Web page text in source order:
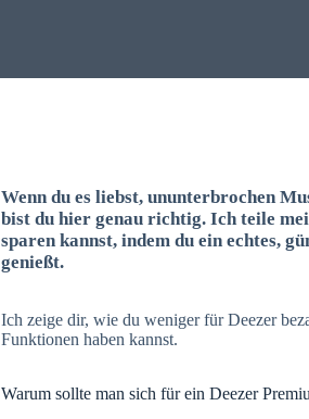
Wenn du es liebst, ununterbrochen
bist du hier genau richtig. Ich teile
sparen kannst, indem du ein echtes,
genießt.
Ich zeige dir, wie du weniger für Deezer
Funktionen haben kannst.
Warum sollte man sich für ein Deezer